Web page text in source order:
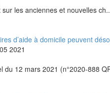
les anciennes et nouvelles
d’aide à domicile peuvent
05 2021
du 12 mars 2021 (n°2020-888